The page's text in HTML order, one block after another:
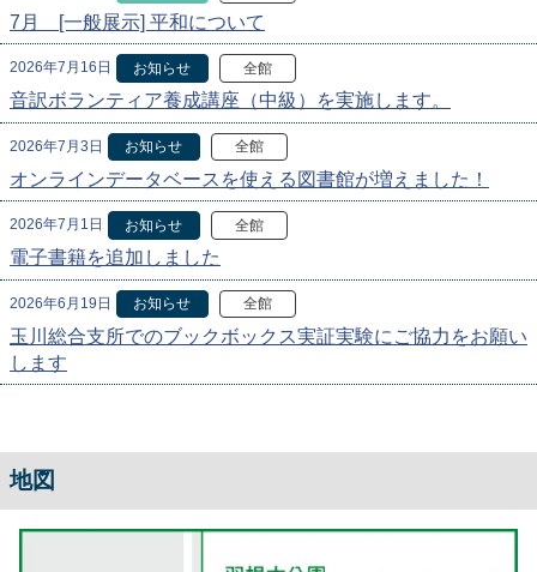
7月 [一般展示] 平和について
2026年7月16日 お知らせ 全館
音訳ボランティア養成講座（中級）を実施します。
2026年7月3日 お知らせ 全館
オンラインデータベースを使える図書館が増えました！
2026年7月1日 お知らせ 全館
電子書籍を追加しました
2026年6月19日 お知らせ 全館
玉川総合支所でのブックボックス実証実験にご協力をお願い
します
地図